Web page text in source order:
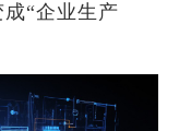
“企业生产